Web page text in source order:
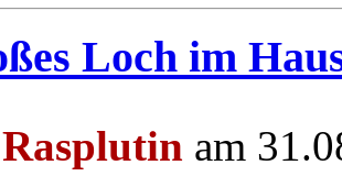
Loch im
Rasplutin am